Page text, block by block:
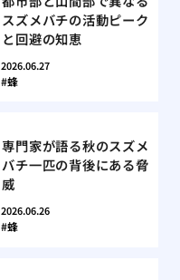
スズメバチの活動ピーク
と回避の知恵
2026.06.27
蜂
専門家が語る秋のスズメ
バチ一匹の背後にある脅
威
2026.06.26
蜂